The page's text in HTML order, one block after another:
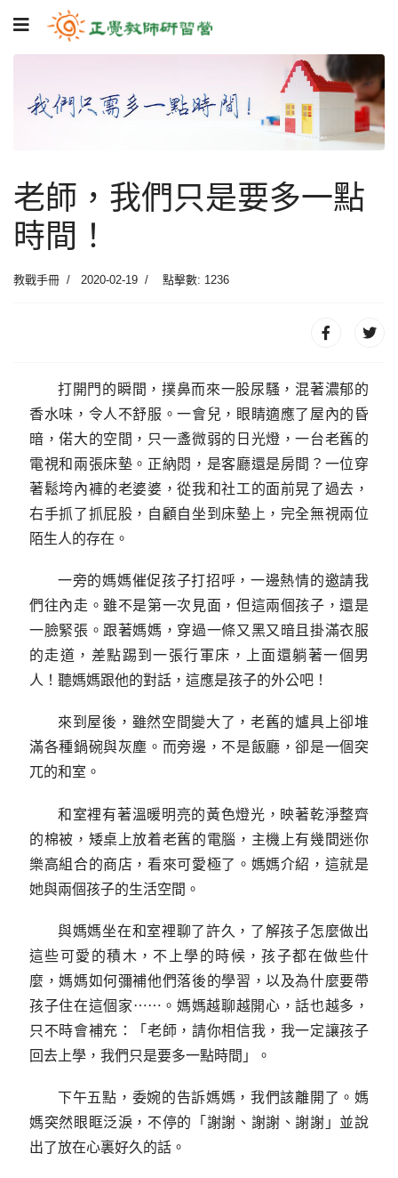
老師，我們只是要多一點
時間！
教戰手冊 2020-02-19 點擊數: 1236
打開門的瞬間，撲鼻而來一股尿騷，混著濃郁的
香水味，令人不舒服。一會兒，眼睛適應了屋內的昏
暗，偌大的空間，只一盞微弱的日光燈，一台老舊的
電視和兩張床墊。正納悶，是客廳還是房間？一位穿
著鬆垮內褲的老婆婆，從我和社工的面前晃了過去，
右手抓了抓屁股，自顧自坐到床墊上，完全無視兩位
陌生人的存在。
一旁的媽媽催促孩子打招呼，一邊熱情的邀請我
們往內走。雖不是第一次見面，但這兩個孩子，還是
一臉緊張。跟著媽媽，穿過一條又黑又暗且掛滿衣服
的走道，差點踢到一張行軍床，上面還躺著一個男
人！聽媽媽跟他的對話，這應是孩子的外公吧！
來到屋後，雖然空間變大了，老舊的爐具上卻堆
滿各種鍋碗與灰塵。而旁邊，不是飯廳，卻是一個突
兀的和室。
和室裡有著溫暖明亮的黃色燈光，映著乾淨整齊
的棉被，矮桌上放着老舊的電腦，主機上有幾間迷你
樂高組合的商店，看來可愛極了。媽媽介紹，這就是
她與兩個孩子的生活空間。
與媽媽坐在和室裡聊了許久，了解孩子怎麼做出
這些可愛的積木，不上學的時候，孩子都在做些什
麼，媽媽如何彌補他們落後的學習，以及為什麼要帶
孩子住在這個家⋯⋯。媽媽越聊越開心，話也越多，
只不時會補充：「老師，請你相信我，我一定讓孩子
回去上學，我們只是要多一點時間」。
下午五點，委婉的告訴媽媽，我們該離開了。媽
媽突然眼眶泛淚，不停的「謝謝、謝謝、謝謝」並說
出了放在心裏好久的話。